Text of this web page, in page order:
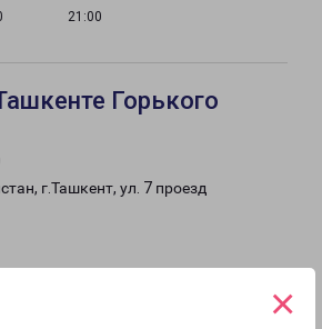
×
21:00
Горького
г.Ташкент, ул. 7 проезд